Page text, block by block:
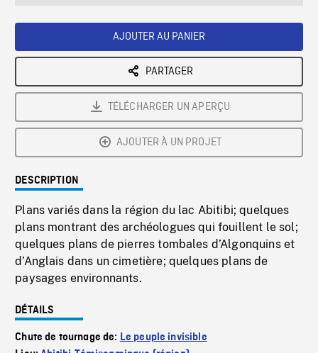
AJOUTER AU PANIER
PARTAGER
TÉLÉCHARGER UN APERÇU
AJOUTER À UN PROJET
DESCRIPTION
Plans variés dans la région du lac Abitibi; quelques
plans montrant des archéologues qui fouillent le sol;
quelques plans de pierres tombales d’Algonquins et
d’Anglais dans un cimetière; quelques plans de
paysages environnants.
DÉTAILS
Chute de tournage de: Le peuple invisible